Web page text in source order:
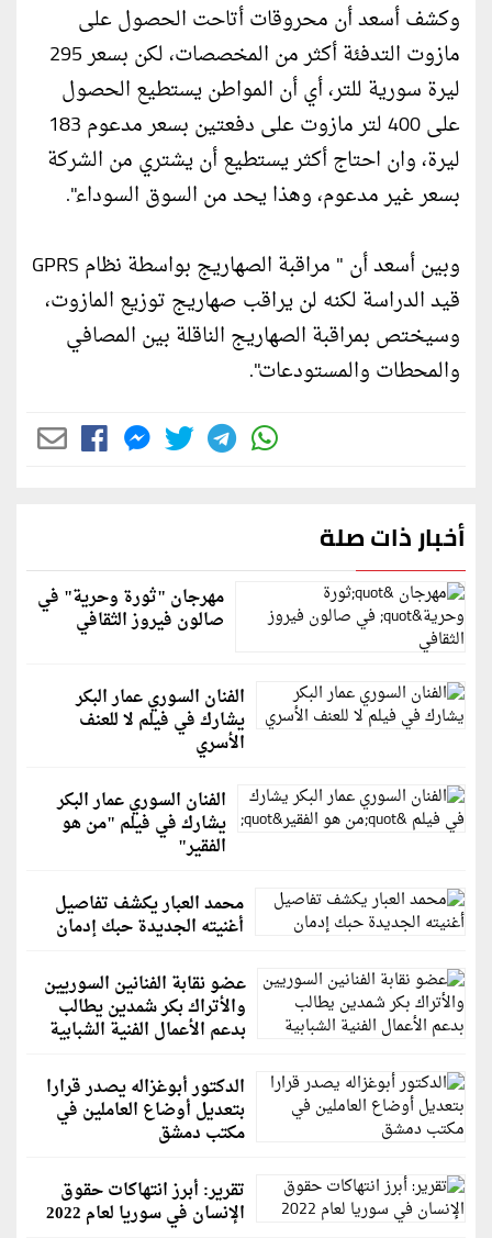
وكشف أسعد أن محروقات أتاحت الحصول على
مازوت التدفئة أكثر من المخصصات، لكن بسعر 295
ليرة سورية للتر، أي أن المواطن يستطيع الحصول
على 400 لتر مازوت على دفعتين بسعر مدعوم 183
ليرة، وان احتاج أكثر يستطيع أن يشتري من الشركة
بسعر غير مدعوم، وهذا يحد من السوق السوداء".
وبين أسعد أن " مراقبة الصهاريج بواسطة نظام GPRS
قيد الدراسة لكنه لن يراقب صهاريج توزيع المازوت،
وسيختص بمراقبة الصهاريج الناقلة بين المصافي
والمحطات والمستودعات".
أخبار ذات صلة
مهرجان "ثورة وحرية" في
صالون فيروز الثقافي
الفنان السوري عمار البكر
يشارك في فيلم لا للعنف
الأسري
الفنان السوري عمار البكر
يشارك في فيلم "من هو
الفقير"
محمد العبار يكشف تفاصيل
أغنيته الجديدة حبك إدمان
عضو نقابة الفنانين السوريين
والأتراك بكر شمدين يطالب
بدعم الأعمال الفنية الشبابية
الدكتور أبوغزاله يصدر قرارا
بتعديل أوضاع العاملين في
مكتب دمشق
تقرير: أبرز انتهاكات حقوق
الإنسان في سوريا لعام 2022